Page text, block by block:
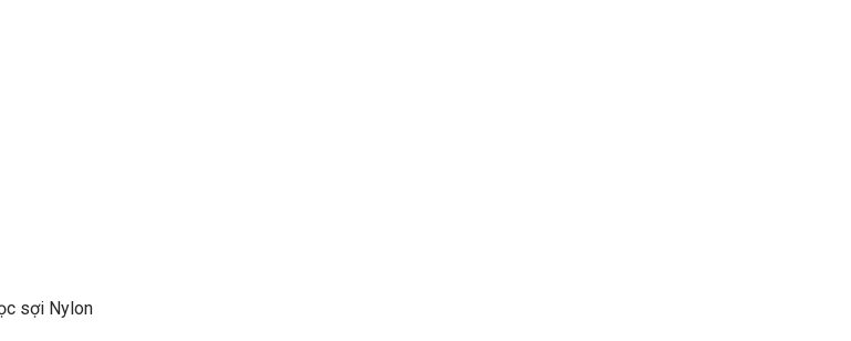
sợi Nylon